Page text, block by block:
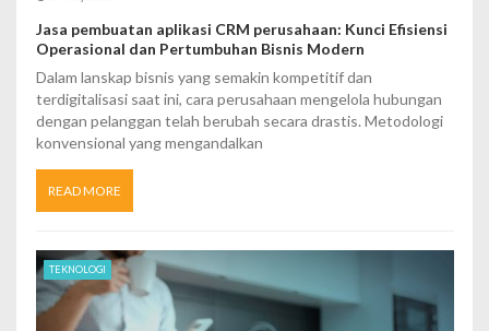
Jasa pembuatan aplikasi CRM perusahaan: Kunci Efisiensi
Operasional dan Pertumbuhan Bisnis Modern
Dalam lanskap bisnis yang semakin kompetitif dan
terdigitalisasi saat ini, cara perusahaan mengelola hubungan
dengan pelanggan telah berubah secara drastis. Metodologi
konvensional yang mengandalkan
READ MORE
TEKNOLOGI